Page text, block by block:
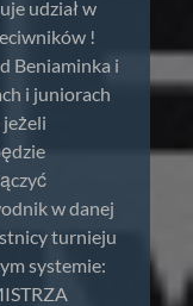
udział w
!
Beniaminka i
i juniorach
w danej
turnieju
systemie: